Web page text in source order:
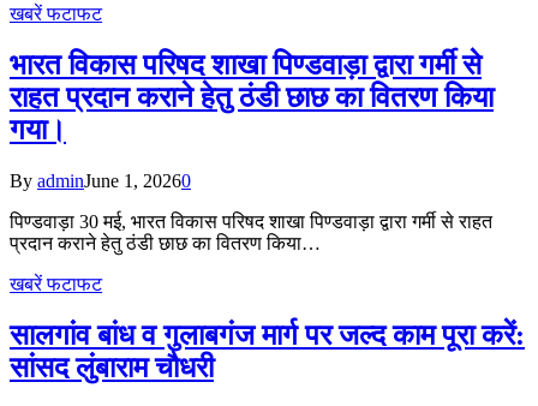
खबरें फटाफट
भारत विकास परिषद शाखा पिण्डवाड़ा द्वारा गर्मी से
राहत प्रदान कराने हेतु ठंडी छाछ का वितरण किया
गया।
By adminJune 1, 20260
पिण्डवाड़ा 30 मई, भारत विकास परिषद शाखा पिण्डवाड़ा द्वारा गर्मी से राहत
प्रदान कराने हेतु ठंडी छाछ का वितरण किया…
खबरें फटाफट
सालगांव बांध व गुलाबगंज मार्ग पर जल्द काम पूरा करें:
सांसद लुंबाराम चौधरी